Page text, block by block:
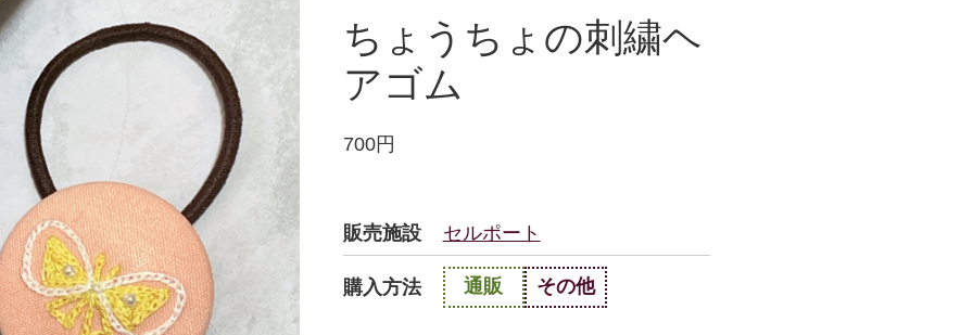
ちょうちょの刺繍ヘ
アゴム
700円
販売施設 セルポート
購入方法 通販 その他